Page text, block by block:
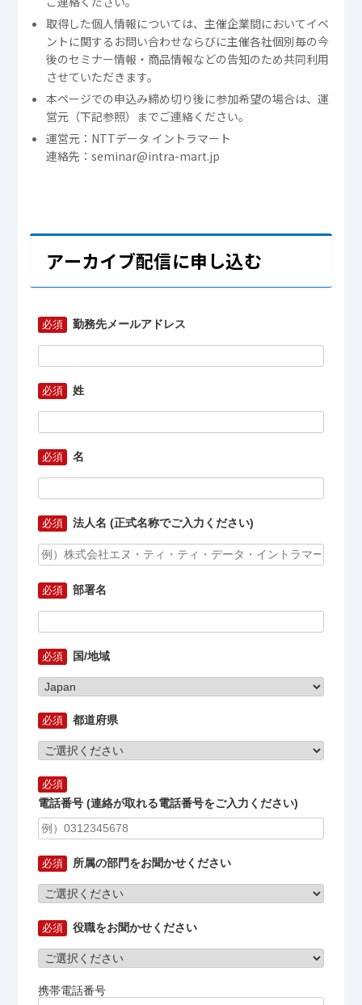
取得した個人情報については、主催企業間においてイベ
ントに関するお問い合わせならびに主催各社個別毎の今
後のセミナー情報・商品情報などの告知のため共同利用
させていただきます。
本ページでの申込み締め切り後に参加希望の場合は、運
営元（下記参照）までご連絡ください。
運営元：NTTデータ イントラマート
連絡先：seminar@intra-mart.jp
アーカイブ配信に申し込む
勤務先メールアドレス
姓
名
法人名 (正式名称でご入力ください)
部署名
国/地域
都道府県
電話番号 (連絡が取れる電話番号をご入力ください)
所属の部門をお聞かせください
役職をお聞かせください
携帯電話番号